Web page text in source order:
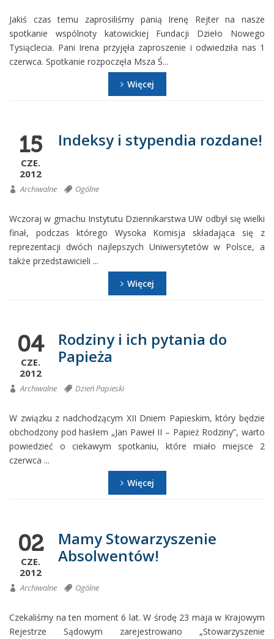
Jakiś czas temu zaprosiliśmy panią Irenę Rejter na nasze
spotkanie wspólnoty katowickiej Fundacji Dzieło Nowego
Tysiąclecia. Pani Irena przyjęła zaproszenie i odwiedziła nas 1
czerwca. Spotkanie rozpoczęła Msza Ś...
Więcej
15
CZE.
2012
Indeksy i stypendia rozdane!
Archiwalne Ogólne
Wczoraj w gmachu Instytutu Dziennikarstwa UW odbył się wielki
finał, podczas którego Wysoka Komisja składająca się z
reprezentacji dwóch najlepszych Uniwersytetów w Polsce, a
także przedstawicieli ...
Więcej
04
CZE.
2012
Rodziny i ich pytania do
Papieża
Archiwalne Dzień Papieski
W związku z nadchodzącym XII Dniem Papieskim, który będzie
obchodzony pod hasłem „Jan Paweł II – Papież Rodziny”, warto
powiedzieć o ciekawym spotkaniu, które miało miejsce 2
czerwca ...
Więcej
02
CZE.
2012
Mamy Stowarzyszenie
Absolwentów!
Archiwalne Ogólne
Czekaliśmy na ten moment 6 lat. W środę 23 maja w Krajowym
Rejestrze Sądowym zarejestrowano „Stowarzyszenie